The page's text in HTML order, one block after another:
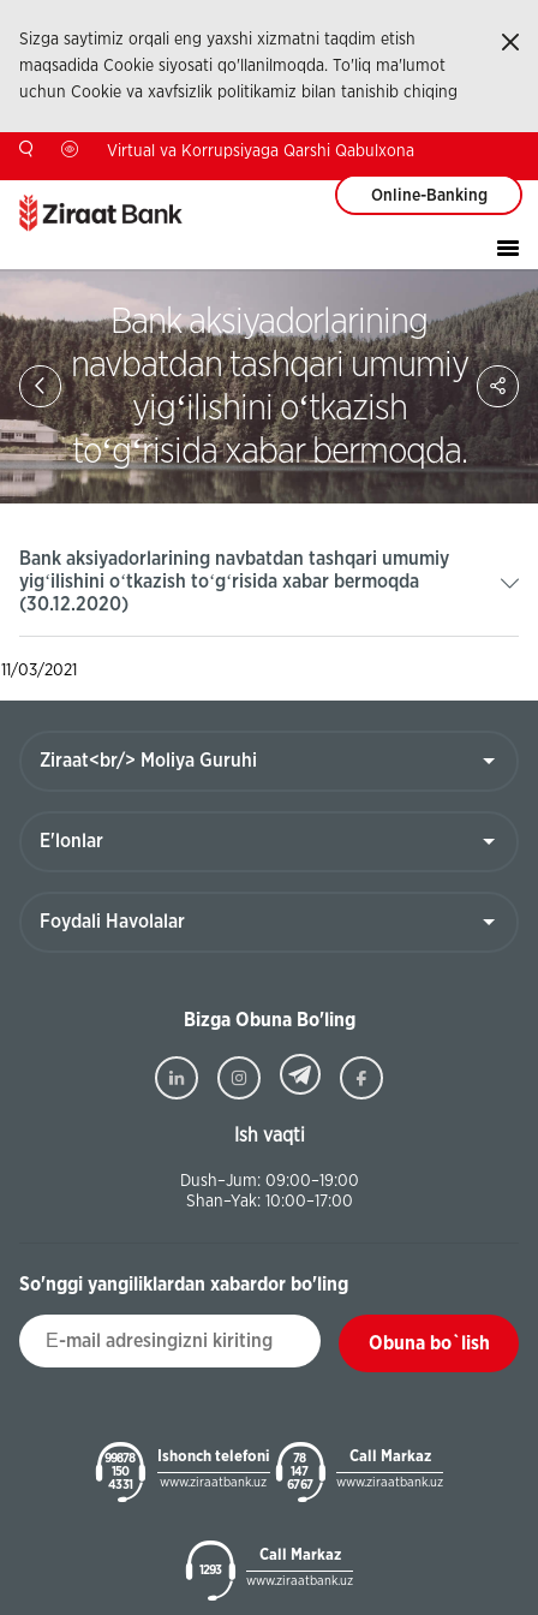
Sizga saytimiz orqali eng yaxshi xizmatni taqdim etish
maqsadida Cookie siyosati qo'llanilmoqda. To'liq ma'lumot
uchun Cookie va xavfsizlik politikamiz bilan tanishib chiqing
Virtual va Korrupsiyaga Qarshi Qabulxona
Online-Banking
Bank aksiyadorlarining
navbatdan tashqari umumiy
yigʻilishini oʻtkazish
toʻgʻrisida xabar bermoqda.
Bank aksiyadorlarining navbatdan tashqari umumiy
yigʻilishini oʻtkazish toʻgʻrisida xabar bermoqda
(30.12.2020)
11/03/2021
Bizga Obuna Bo'ling
Ish vaqti
Dush–Jum: 09:00–19:00
Shan–Yak: 10:00–17:00
So'nggi yangiliklardan xabardor bo'ling
Obuna bo`lish
99878
150
43 31
Ishonch telefoni
www.ziraatbank.uz
78
147
67 67
Call Markaz
www.ziraatbank.uz
1293
Call Markaz
www.ziraatbank.uz